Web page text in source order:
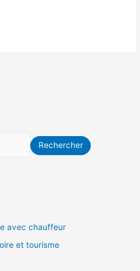
Rechercher
avec chauffeur
et tourisme